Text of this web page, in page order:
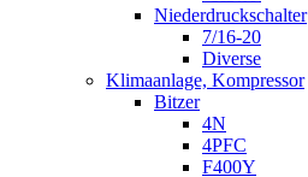
Niederdruckschalter
7/16-20
Diverse
Klimaanlage, Kompressor
Bitzer
4N
4PFC
F400Y